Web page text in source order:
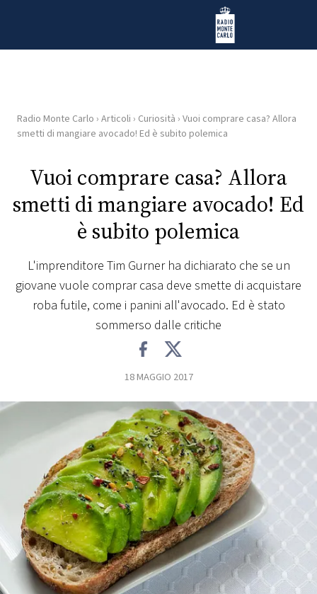
Radio Monte Carlo
HOME
RADIO
WEB
PLAYLIST
NEWS
EVENTI
VIDEO
TV
PRINCIPATO
DI
MONACO
Radio Monte Carlo › Articoli › Curiosità › Vuoi comprare casa? Allora
smetti di mangiare avocado! Ed è subito polemica
Vuoi comprare casa? Allora
smetti di mangiare avocado! Ed
è subito polemica
L'imprenditore Tim Gurner ha dichiarato che se un
giovane vuole comprar casa deve smette di acquistare
roba futile, come i panini all'avocado. Ed è stato
sommerso dalle critiche
18 MAGGIO 2017